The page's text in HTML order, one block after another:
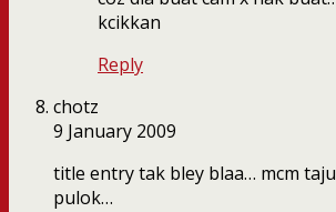
kcikkan
Reply
chotz
9 January 2009
title entry tak bley blaa… mcm
pulok…